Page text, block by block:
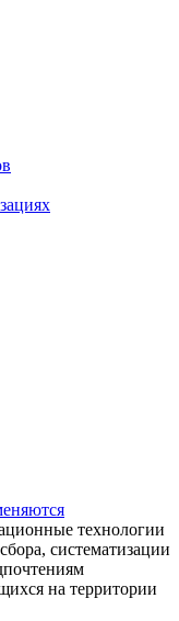
технологии
систематизации
на территории